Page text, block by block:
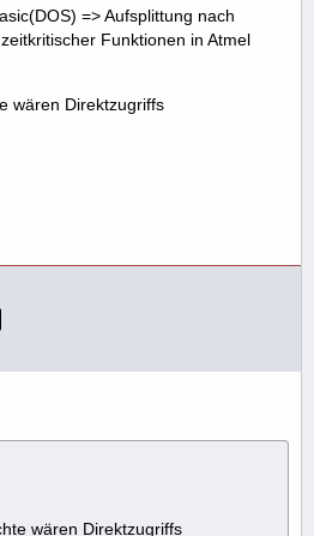
=> Aufsplittung nach
Funktionen in Atmel
wären Direktzugriffs
wären Direktzugriffs